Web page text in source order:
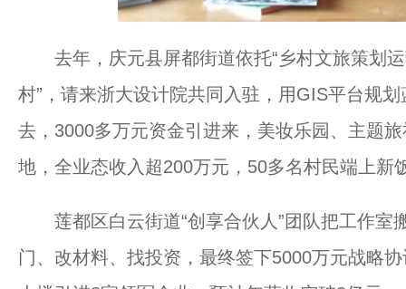
去年，庆元县屏都街道依托“乡村文旅策划运
村”，请来浙大设计院共同入驻，用GIS平台规
去，3000多万元资金引进来，美妆乐园、主题
地，全业态收入超200万元，50多名村民端上新
莲都区白云街道“创享合伙人”团队把工作室
门、改材料、找投资，最终签下5000万元战略